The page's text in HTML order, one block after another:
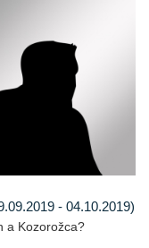
- 04.10.2019)
a Kozorožca?